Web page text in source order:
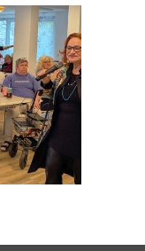
Grüßen